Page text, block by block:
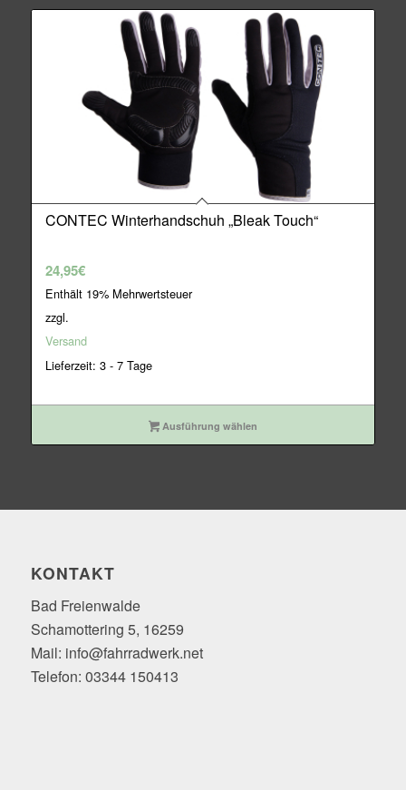
CONTEC Winterhandschuh „Bleak Touch“
24,95€
Enthält 19% Mehrwertsteuer
zzgl.
Versand
Lieferzeit: 3 - 7 Tage
Ausführung wählen
KONTAKT
Bad Freienwalde
Schamottering 5, 16259
Mail: info@fahrradwerk.net
Telefon: 03344 150413